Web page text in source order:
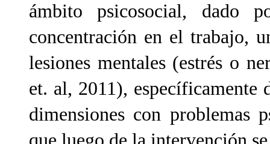
ámbito psicosocial, dado
concentración en el trabajo,
lesiones mentales (estrés o
et. al, 2011), específicamente
dimensiones con problemas